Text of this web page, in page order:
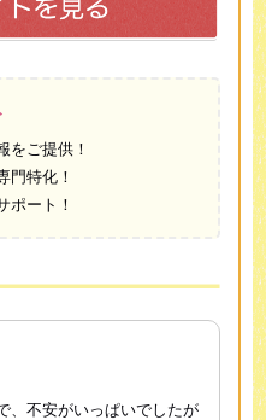
をご提供！
門特化！
ポート！
、不安がいっぱいでしたが